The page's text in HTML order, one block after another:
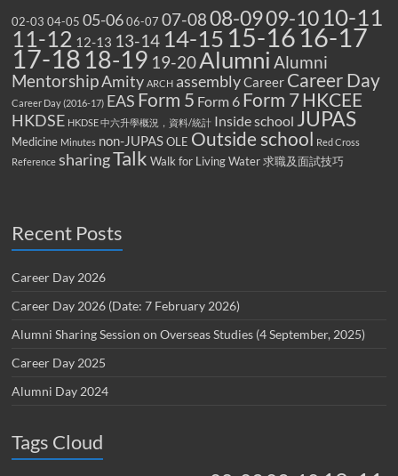
02-03 04-05 05-06 06-07 07-0808-0909-10 10-11
11-12 12-13 13-14 14-15 15-16 16-17
17-18 18-19 19-20Alumni Alumni
MentorshipAmity ARCH assemblyCareer Career Day
Career Day (2016-17) EAS Form 5 Form 6 Form 7HKCEE
HKDSE HKDSE 中六升學概況，資料/統計 Inside school JUPAS
Medicine Minutes non-JUPAS OLE Outside school Red Cross
Reference sharingTalk Walk for Living Water 求職及面試技巧
Recent Posts
Career Day 2026
Career Day 2026 (Date: 7 February 2026)
Alumni Sharing Session on Overseas Studies (4 September, 2025)
Career Day 2025
Alumni Day 2024
Tags Cloud